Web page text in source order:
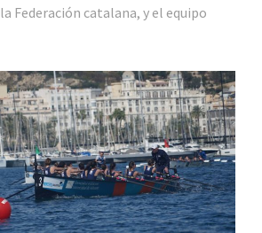
Federación catalana, y el equipo